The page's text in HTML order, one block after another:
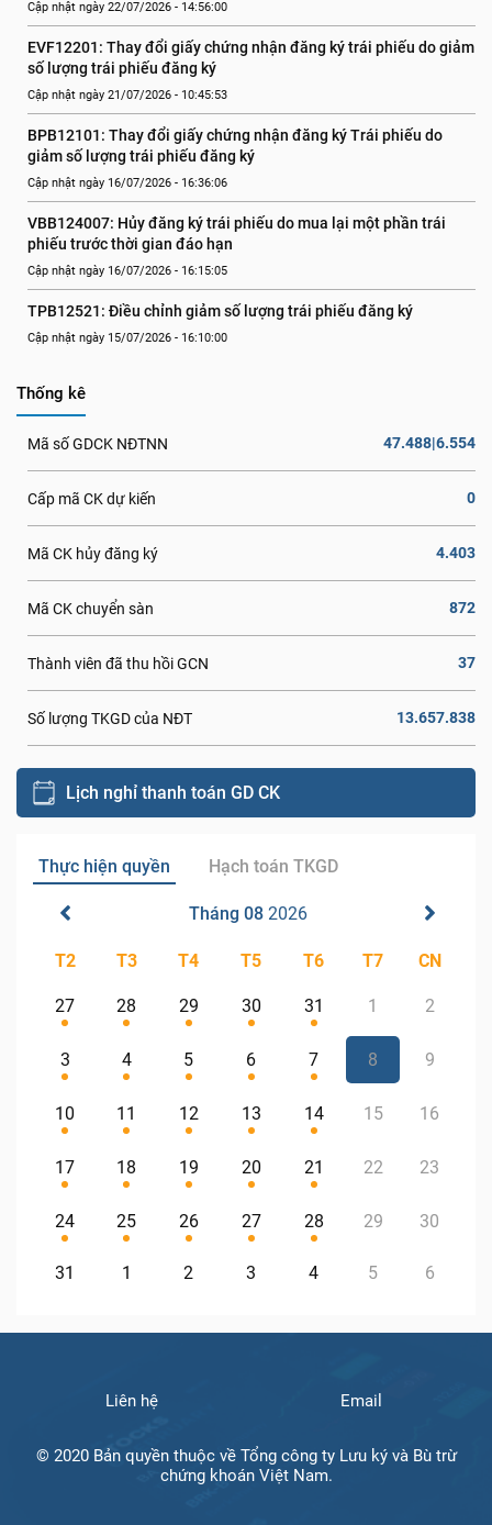
Cập nhật ngày 22/07/2026 - 14:56:00
EVF12201: Thay đổi giấy chứng nhận đăng ký trái phiếu do giảm
số lượng trái phiếu đăng ký
Cập nhật ngày 21/07/2026 - 10:45:53
BPB12101: Thay đổi giấy chứng nhận đăng ký Trái phiếu do
giảm số lượng trái phiếu đăng ký
Cập nhật ngày 16/07/2026 - 16:36:06
VBB124007: Hủy đăng ký trái phiếu do mua lại một phần trái
phiếu trước thời gian đáo hạn
Cập nhật ngày 16/07/2026 - 16:15:05
TPB12521: Điều chỉnh giảm số lượng trái phiếu đăng ký
Cập nhật ngày 15/07/2026 - 16:10:00
Thống kê
Mã số GDCK NĐTNN 47.488|6.554
Cấp mã CK dự kiến 0
Mã CK hủy đăng ký 4.403
Mã CK chuyển sàn 872
Thành viên đã thu hồi GCN 37
Số lượng TKGD của NĐT 13.657.838
Lịch nghỉ thanh toán GD CK
Thực hiện quyền Hạch toán TKGD
Tháng 08 2026
T2 T3 T4 T5 T6 T7 CN
27 28 29 30 31 1 2
3 4 5 6 7 8 9
10 11 12 13 14 15 16
17 18 19 20 21 22 23
24 25 26 27 28 29 30
31 1 2 3 4 5 6
Liên hệ Email
© 2020 Bản quyền thuộc về Tổng công ty Lưu ký và Bù trừ
chứng khoán Việt Nam.